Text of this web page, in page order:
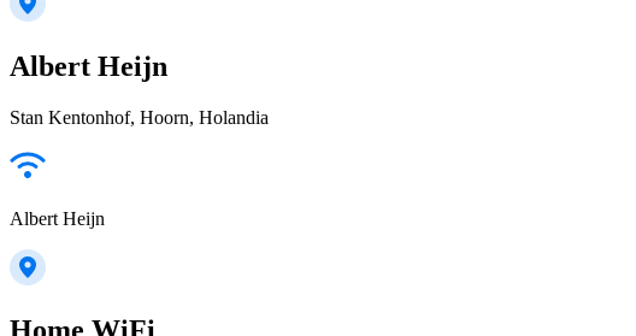
Albert Heijn
Stan Kentonhof, Hoorn, Holandia
Albert Heijn
Home WiFi